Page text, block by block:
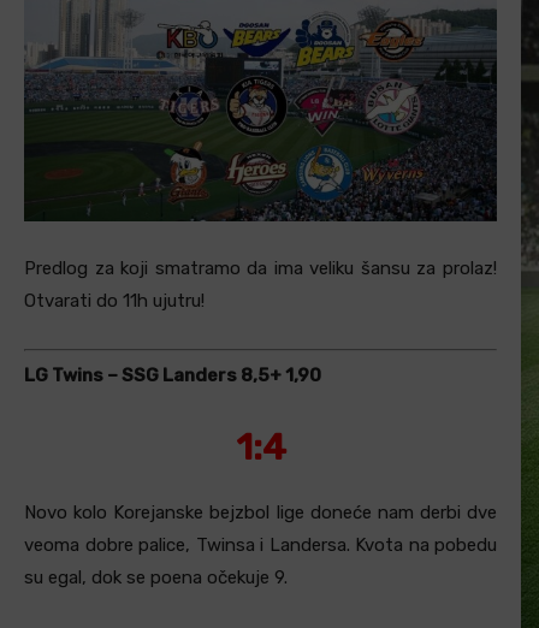
Predlog za koji smatramo da ima veliku šansu za prolaz!
Otvarati do 11h ujutru!
LG Twins – SSG Landers 8,5+ 1,90
1:4
Novo kolo Korejanske bejzbol lige doneće nam derbi dve
veoma dobre palice, Twinsa i Landersa. Kvota na pobedu
su egal, dok se poena očekuje 9.